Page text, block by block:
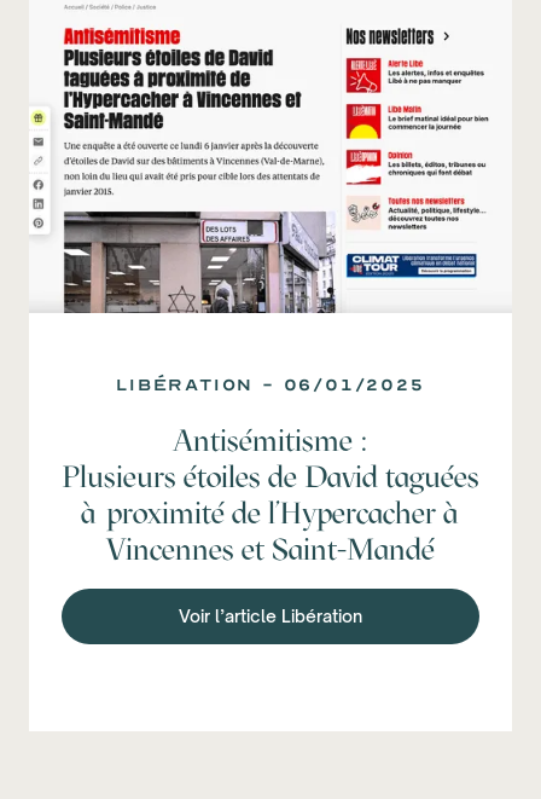
LIBÉRATION - 06/01/2025
Antisémitisme :
Plusieurs étoiles de David taguées
à proximité de l’Hypercacher à
Vincennes et Saint-Mandé
Voir l’article Libération